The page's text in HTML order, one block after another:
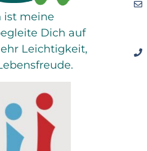
ist meine
Dich auf
Leichtigkeit,